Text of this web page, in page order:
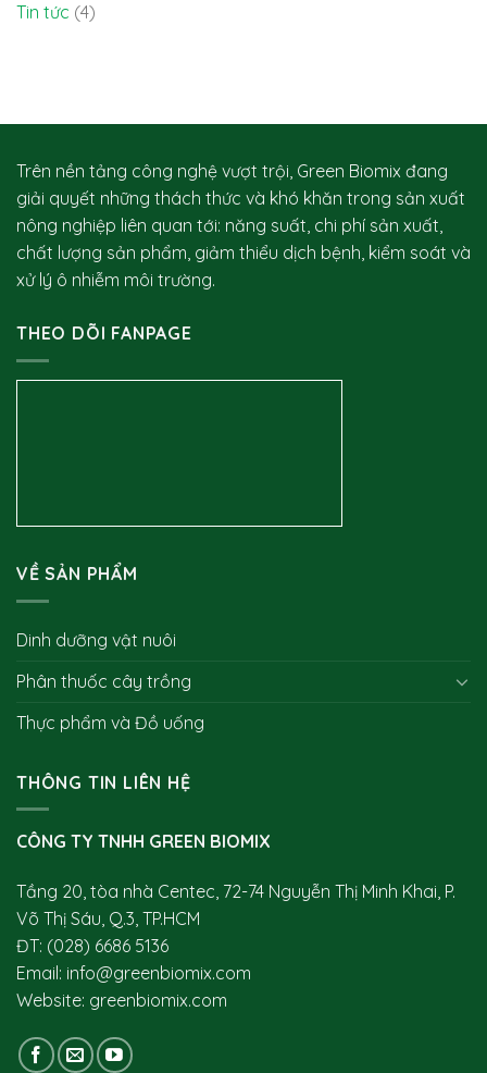
Tin tức (4)
Trên nền tảng công nghệ vượt trội, Green Biomix đang
giải quyết những thách thức và khó khăn trong sản xuất
nông nghiệp liên quan tới: năng suất, chi phí sản xuất,
chất lượng sản phẩm, giảm thiểu dịch bệnh, kiểm soát và
xử lý ô nhiễm môi trường.
THEO DÕI FANPAGE
VỀ SẢN PHẨM
Dinh dưỡng vật nuôi
Phân thuốc cây trồng
Thực phẩm và Đồ uống
THÔNG TIN LIÊN HỆ
CÔNG TY TNHH GREEN BIOMIX
Tầng 20, tòa nhà Centec, 72-74 Nguyễn Thị Minh Khai, P.
Võ Thị Sáu, Q.3, TP.HCM
ĐT: (028) 6686 5136
Email: info@greenbiomix.com
Website: greenbiomix.com